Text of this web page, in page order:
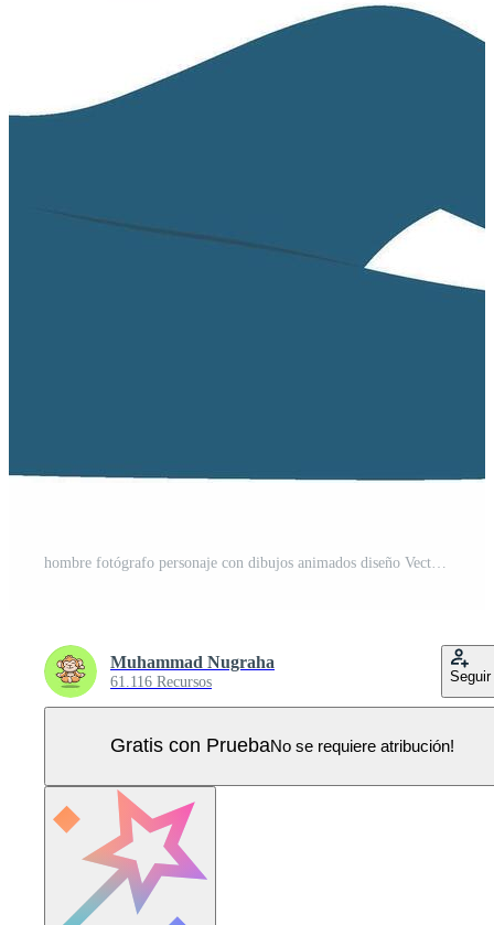
Muhammad Nugraha
61.116 Recursos Seguir
Gratis con PruebaNo se requiere atribución!